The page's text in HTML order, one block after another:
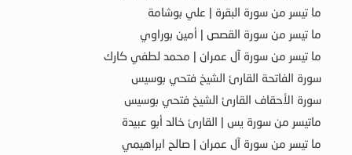
ما تيسر من سورة البقرة | علي بوشامة
ما تيسر من سورة القصص | أمين بوراوي
ما تيسر من سورة آل عمران | محمد لطفي كارك
سورة الفاتحة القارئ الشيخ فتحي بوسيس
سورة الأحقاف القارئ الشيخ فتحي بوسيس
ماتيسر من سورة يس | القارئ خالد أبو عبيدة
ما تيسر من سورة آل عمران | صالح ابراهيمي